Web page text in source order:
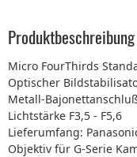
Produktbeschreibung
Micro FourThirds
Optischer
Metall-
Lichtstärke F3,5 - F5,6
Lieferumfang:
Objektiv für G-Serie